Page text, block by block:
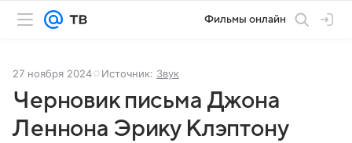
Фильмы онлайн
27 ноября 2024 Источник: Звук
Черновик письма Джона
Леннона Эрику Клэптону